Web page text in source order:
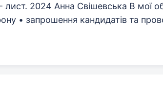
2024 Анна Свішевська В мої
• запрошення кандидатів та